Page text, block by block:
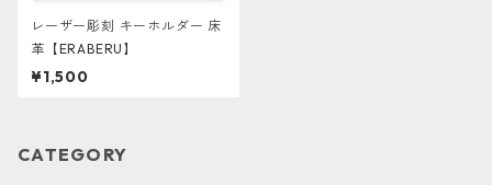
レーザー彫刻 キーホルダー 床
革【ERABERU】
¥1,500
CATEGORY